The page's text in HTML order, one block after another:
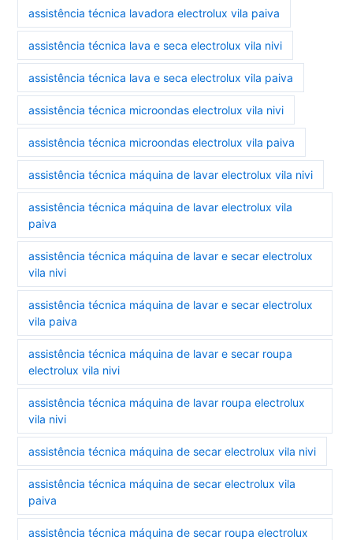
assistência técnica lavadora electrolux vila paiva
assistência técnica lava e seca electrolux vila nivi
assistência técnica lava e seca electrolux vila paiva
assistência técnica microondas electrolux vila nivi
assistência técnica microondas electrolux vila paiva
assistência técnica máquina de lavar electrolux vila nivi
assistência técnica máquina de lavar electrolux vila
paiva
assistência técnica máquina de lavar e secar electrolux
vila nivi
assistência técnica máquina de lavar e secar electrolux
vila paiva
assistência técnica máquina de lavar e secar roupa
electrolux vila nivi
assistência técnica máquina de lavar roupa electrolux
vila nivi
assistência técnica máquina de secar electrolux vila nivi
assistência técnica máquina de secar electrolux vila
paiva
assistência técnica máquina de secar roupa electrolux